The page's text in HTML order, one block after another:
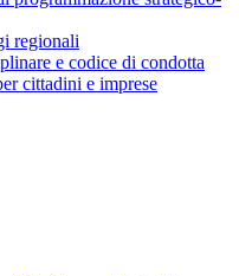
regionali
e codice di condotta
cittadini e imprese